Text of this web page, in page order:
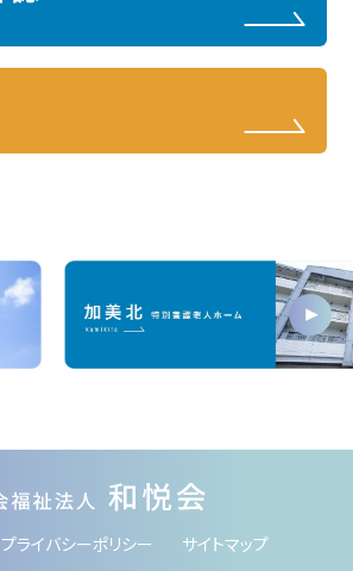
プライバシーポリシー
サイトマップ